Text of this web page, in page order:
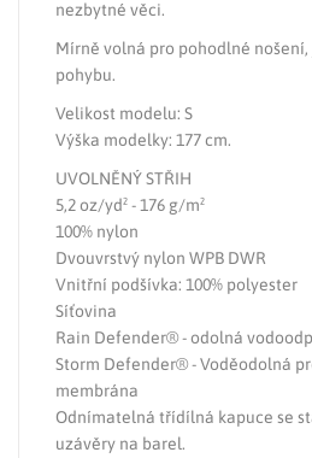
nezbytné věci.
Mírně volná pro pohodlné
pohybu.
Velikost modelu: S
Výška modelky: 177 cm.
UVOLNĚNÝ STŘIH
5,2 oz/yd² - 176 g/m²
100% nylon
Dvouvrstvý nylon WPB DWR
Vnitřní podšívka: 100% polyester
Síťovina
Rain Defender® - odolná
Storm Defender® - Voděodolná
membrána
Odnímatelná třídílná kapuce se
uzávěry na barel.